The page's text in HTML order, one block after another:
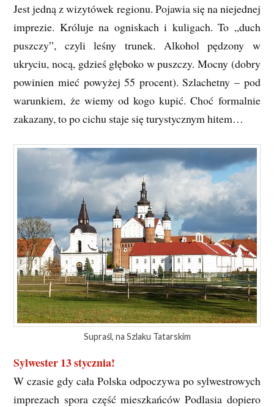
Jest jedną z wizytówek regionu. Pojawia się na niejednej
imprezie. Króluje na ogniskach i kuligach. To „duch
puszczy”, czyli leśny trunek. Alkohol pędzony w
ukryciu, nocą, gdzieś głęboko w puszczy. Mocny (dobry
powinien mieć powyżej 55 procent). Szlachetny – pod
warunkiem, że wiemy od kogo kupić. Choć formalnie
zakazany, to po cichu staje się turystycznym hitem…
Supraśl, na Szlaku Tatarskim
Sylwester 13 stycznia!
W czasie gdy cała Polska odpoczywa po sylwestrowych
imprezach spora część mieszkańców Podlasia dopiero